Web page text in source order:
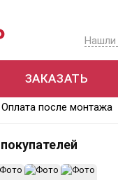
Нашли
ЗАКАЗАТЬ
Оплата после монтажа